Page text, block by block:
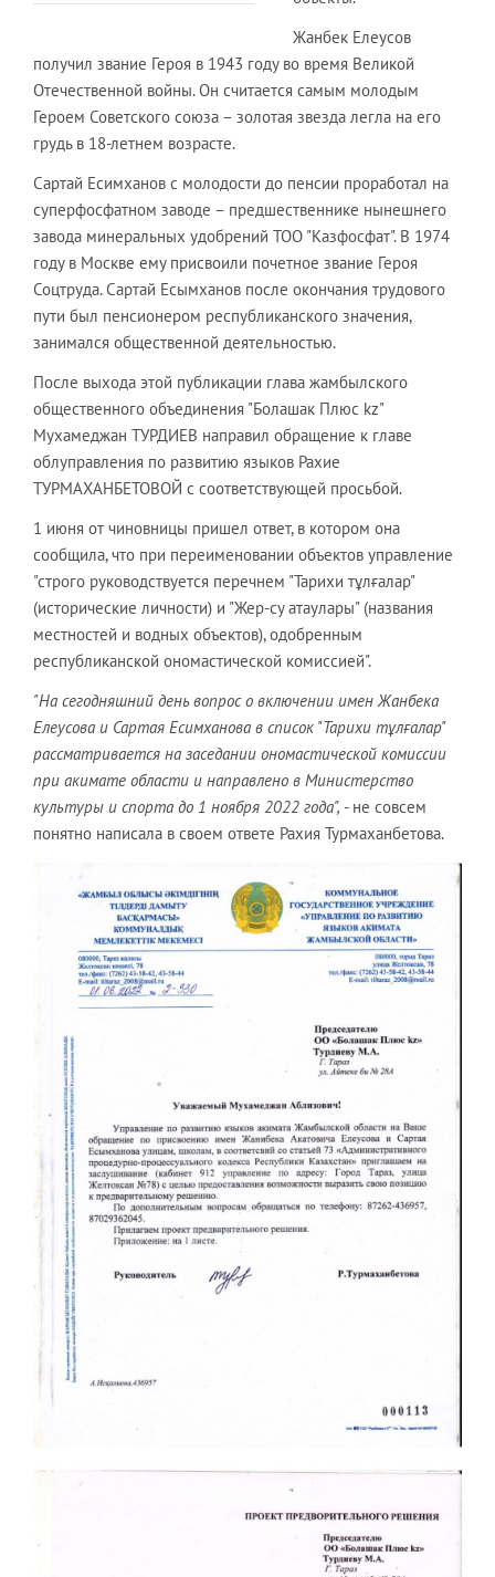
Жанбек Елеусов
получил звание Героя в 1943 году во время Великой
Отечественной войны. Он считается самым молодым
Героем Советского союза – золотая звезда легла на его
грудь в 18-летнем возрасте.
Сартай Есимханов с молодости до пенсии проработал на
суперфосфатном заводе – предшественнике нынешнего
завода минеральных удобрений ТОО "Казфосфат". В 1974
году в Москве ему присвоили почетное звание Героя
Соцтруда. Сартай Есымханов после окончания трудового
пути был пенсионером республиканского значения,
занимался общественной деятельностью.
После выхода этой публикации глава жамбылского
общественного объединения "Болашак Плюс kz"
Мухамеджан ТУРДИЕВ направил обращение к главе
облуправления по развитию языков Рахие
ТУРМАХАНБЕТОВОЙ с соответствующей просьбой.
1 июня от чиновницы пришел ответ, в котором она
сообщила, что при переименовании объектов управление
"строго руководствуется перечнем "Тарихи тұлғалар"
(исторические личности) и "Жер-су атаулары" (названия
местностей и водных объектов), одобренным
республиканской ономастической комиссией".
"На сегодняшний день вопрос о включении имен Жанбека
Елеусова и Сартая Есимханова в список "Тарихи тұлғалар"
рассматривается на заседании ономастической комиссии
при акимате области и направлено в Министерство
культуры и спорта до 1 ноября 2022 года", - не совсем
понятно написала в своем ответе Рахия Турмаханбетова.